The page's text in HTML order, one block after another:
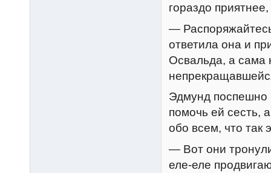
гораздо
—
ответила она и
Освальда, а сама
Эдмунд
помочь ей сесть,
обо всем, что так
— Вот они
еле-еле